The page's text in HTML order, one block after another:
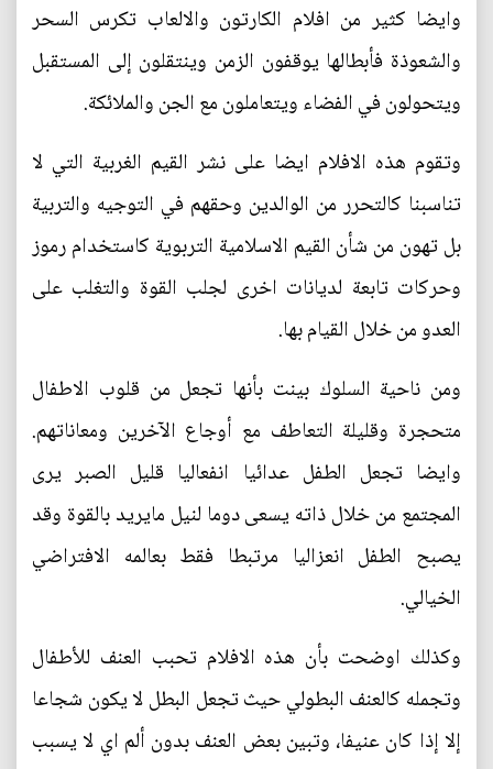
وايضا كثير من افلام الكارتون والالعاب تكرس السحر
والشعوذة فأبطالها يوقفون الزمن وينتقلون إلى المستقبل
ويتحولون في الفضاء ويتعاملون مع الجن والملائكة.
وتقوم هذه الافلام ايضا على نشر القيم الغربية التي لا
تناسبنا كالتحرر من الوالدين وحقهم في التوجيه والتربية
بل تهون من شأن القيم الاسلامية التربوية كاستخدام رموز
وحركات تابعة لديانات اخرى لجلب القوة والتغلب على
العدو من خلال القيام بها.
ومن ناحية السلوك بينت بأنها تجعل من قلوب الاطفال
متحجرة وقليلة التعاطف مع أوجاع اﻵخرين ومعاناتهم.
وايضا تجعل الطفل عدائيا انفعاليا قليل الصبر يرى
المجتمع من خلال ذاته يسعى دوما لنيل مايريد بالقوة وقد
يصبح الطفل انعزاليا مرتبطا فقط بعالمه الافتراضي
الخيالي.
وكذلك اوضحت بأن هذه الافلام تحبب العنف للأطفال
وتجمله كالعنف البطولي حيث تجعل البطل لا يكون شجاعا
إلا إذا كان عنيفا، وتبين بعض العنف بدون ألم اي لا يسبب